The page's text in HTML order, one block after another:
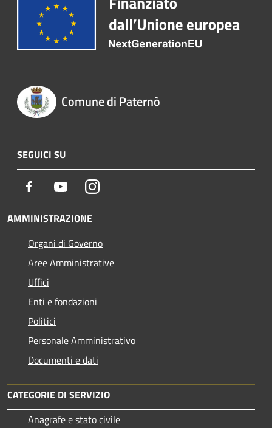
Comune di Paternò
SEGUICI SU
Facebook YoutubeInstagram
AMMINISTRAZIONE
Organi di Governo
Aree Amministrative
Uffici
Enti e fondazioni
Politici
Personale Amministrativo
Documenti e dati
CATEGORIE DI SERVIZIO
Anagrafe e stato civile